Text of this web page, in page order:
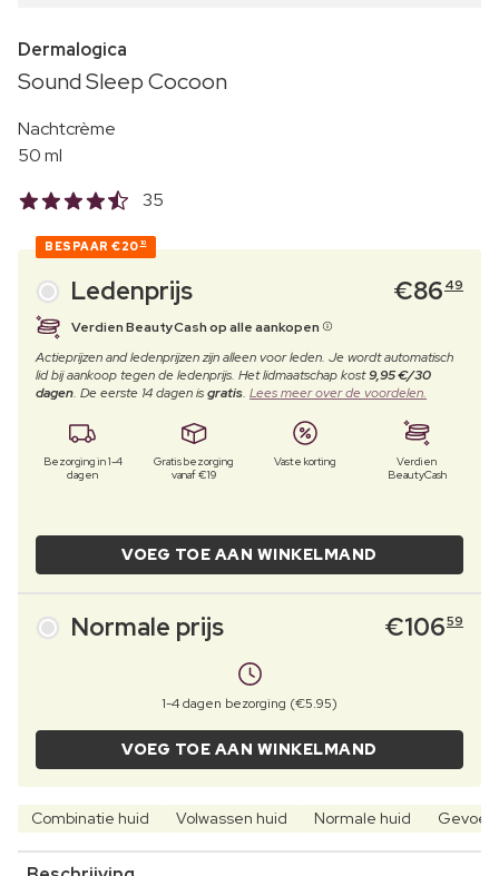
Dermalogica
Sound Sleep Cocoon
Nachtcrème
50 ml
35
BESPAAR €20 10
Ledenprijs €86 49
Verdien BeautyCash op alle aankopen
Actieprijzen and ledenprijzen zijn alleen voor leden. Je wordt automatisch
lid bij aankoop tegen de ledenprijs. Het lidmaatschap kost9,95 €/30
dagen. De eerste 14 dagen isgratis. Lees meer over de voordelen.
Bezorging in 1-4
dagen
Gratis bezorging
vanaf €19
Vaste korting
Verdien
BeautyCash
VOEG TOE AAN WINKELMAND
Normale prijs €10659
1-4 dagen bezorging (€5.95)
VOEG TOE AAN WINKELMAND
Combinatie huid Volwassen huid Normale huid